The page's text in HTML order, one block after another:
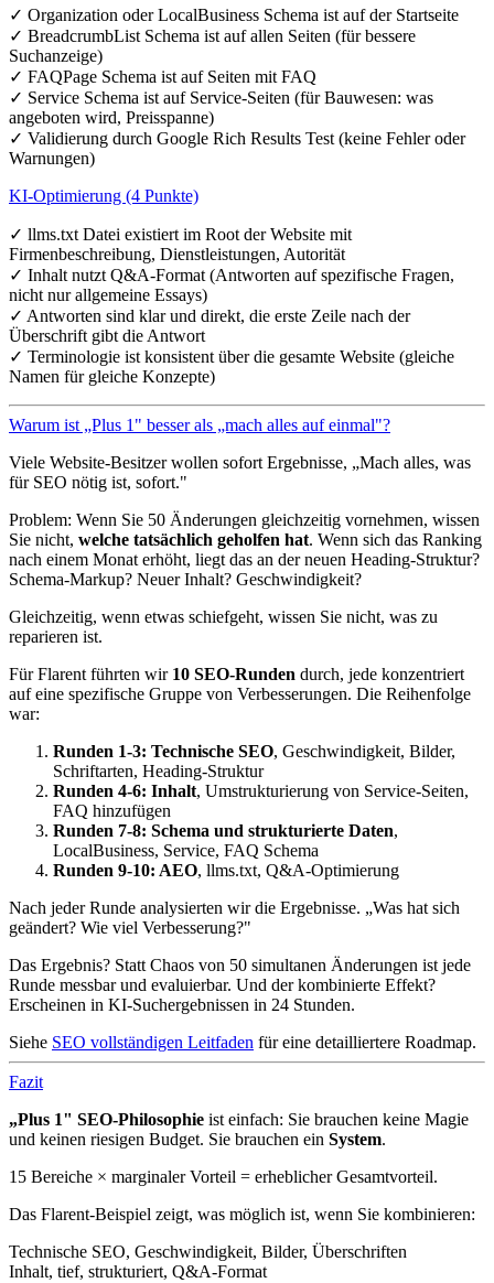
✓ Organization oder LocalBusiness Schema ist auf der Startseite
✓ BreadcrumbList Schema ist auf allen Seiten (für bessere
Suchanzeige)
✓ FAQPage Schema ist auf Seiten mit FAQ
✓ Service Schema ist auf Service-Seiten (für Bauwesen: was
angeboten wird, Preisspanne)
✓ Validierung durch Google Rich Results Test (keine Fehler oder
Warnungen)
KI-Optimierung (4 Punkte)
✓ llms.txt Datei existiert im Root der Website mit
Firmenbeschreibung, Dienstleistungen, Autorität
✓ Inhalt nutzt Q&A-Format (Antworten auf spezifische Fragen,
nicht nur allgemeine Essays)
✓ Antworten sind klar und direkt, die erste Zeile nach der
Überschrift gibt die Antwort
✓ Terminologie ist konsistent über die gesamte Website (gleiche
Namen für gleiche Konzepte)
Warum ist „Plus 1" besser als „mach alles auf einmal"?
Viele Website-Besitzer wollen sofort Ergebnisse, „Mach alles, was
für SEO nötig ist, sofort."
Problem: Wenn Sie 50 Änderungen gleichzeitig vornehmen, wissen
Sie nicht, welche tatsächlich geholfen hat. Wenn sich das Ranking
nach einem Monat erhöht, liegt das an der neuen Heading-Struktur?
Schema-Markup? Neuer Inhalt? Geschwindigkeit?
Gleichzeitig, wenn etwas schiefgeht, wissen Sie nicht, was zu
reparieren ist.
Für Flarent führten wir 10 SEO-Runden durch, jede konzentriert
auf eine spezifische Gruppe von Verbesserungen. Die Reihenfolge
war:
Runden 1-3: Technische SEO, Geschwindigkeit, Bilder,
Schriftarten, Heading-Struktur
Runden 4-6: Inhalt, Umstrukturierung von Service-Seiten,
FAQ hinzufügen
Runden 7-8: Schema und strukturierte Daten,
LocalBusiness, Service, FAQ Schema
Runden 9-10: AEO, llms.txt, Q&A-Optimierung
Nach jeder Runde analysierten wir die Ergebnisse. „Was hat sich
geändert? Wie viel Verbesserung?"
Das Ergebnis? Statt Chaos von 50 simultanen Änderungen ist jede
Runde messbar und evaluierbar. Und der kombinierte Effekt?
Erscheinen in KI-Suchergebnissen in 24 Stunden.
Siehe SEO vollständigen Leitfaden für eine detailliertere Roadmap.
Fazit
„Plus 1" SEO-Philosophie ist einfach: Sie brauchen keine Magie
und keinen riesigen Budget. Sie brauchen ein System.
15 Bereiche × marginaler Vorteil = erheblicher Gesamtvorteil.
Das Flarent-Beispiel zeigt, was möglich ist, wenn Sie kombinieren:
Technische SEO, Geschwindigkeit, Bilder, Überschriften
Inhalt, tief, strukturiert, Q&A-Format